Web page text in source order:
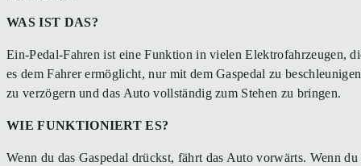
WAS IST DAS?
Ein-Pedal-Fahren ist eine Funktion in vielen Elektrofahrzeugen,
es dem Fahrer ermöglicht, nur mit dem Gaspedal zu
zu verzögern und das Auto vollständig zum Stehen zu bringen.
WIE FUNKTIONIERT ES?
Wenn du das Gaspedal drückst, fährt das Auto vorwärts. Wenn du